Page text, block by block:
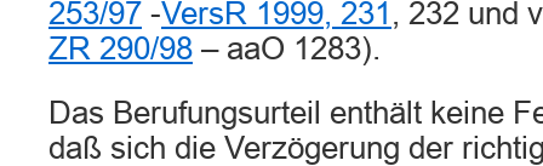
253/97 -VersR 1999, 231 , 232 und
ZR 290/98 – aaO 1283).
Das Berufungsurteil enthält keine
daß sich die Verzögerung der